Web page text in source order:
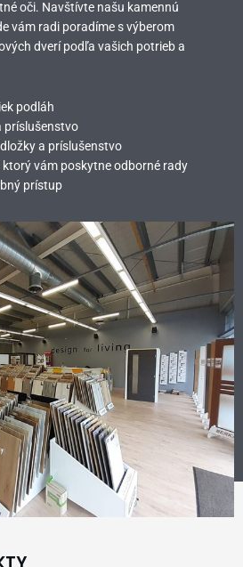
oči. Navštívte našu kamennú
vám radi poradíme s výberom
dverí podľa vašich potrieb a
podláh
príslušenstvo
a príslušenstvo
ktorý vám poskytne odborné rady
prístup